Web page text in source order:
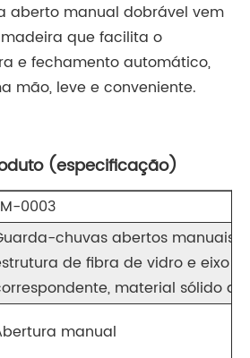
aberto manual dobrável vem
que facilita o
e fechamento automático,
mão, leve e conveniente.
(especificação)
0003
chuvas abertos
de fibra de vidro e eixo
material sólido
manual